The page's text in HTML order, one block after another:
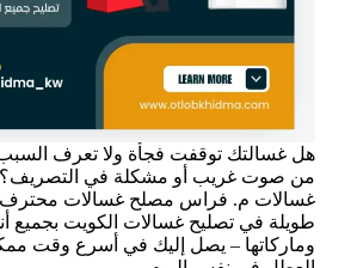
هل غسالتك توقفت فجأة ولا تعرف
من صوت غريب أو مشكلة في
غسالات م. فراس مصلح غسالات محترف
طويلة في تصليح غسالات الكويت بجميع
وماركاتها – يصل إليك في أسرع وقت